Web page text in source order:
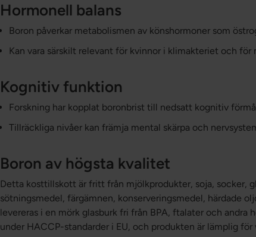
Hormonell balans
Boron påverkar metabolismen av könshormoner som
Kan vara särskilt relevant för kvinnor i klimakteriet och
Kognitiv funktion
Forskning har kopplat boronbrist till nedsatt kognitiv
Tillräckliga nivåer kan främja mental skärpa och
Boron av högsta kvalitet
Detta kosttillskott är fritt från mjölkprodukter, soja, socker,
sötningsmedel, färgämnen, konserveringsmedel, härdade
levereras i en mörk glasburk fri från BPA, ftalater och andra
under HACCP-standarder i EU, och produkten är lämplig